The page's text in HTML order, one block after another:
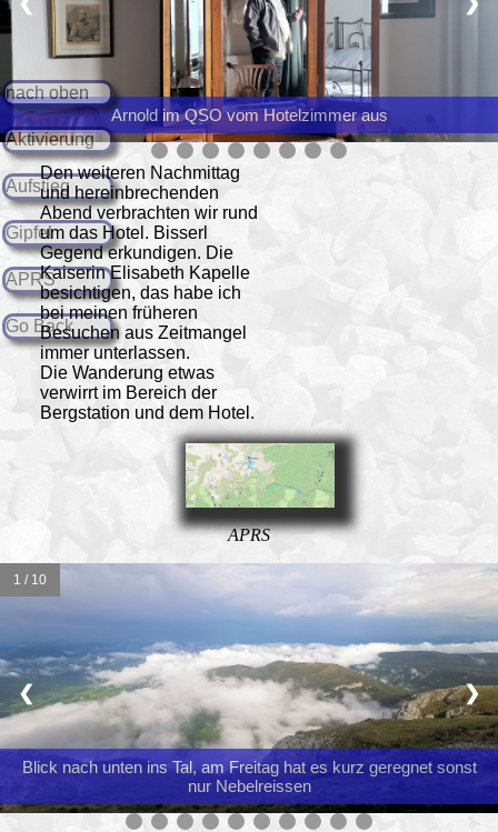
nach oben
Aktivierung
Aufstieg
Gipfel
APRS
Go Back
Arnold im QSO vom Hotelzimmer aus
Den weiteren Nachmittag
und hereinbrechenden
Abend verbrachten wir rund
um das Hotel. Bisserl
Gegend erkundigen. Die
Kaiserin Elisabeth Kapelle
besichtigen, das habe ich
bei meinen früheren
Besuchen aus Zeitmangel
immer unterlassen.
Die Wanderung etwas
verwirrt im Bereich der
Bergstation und dem Hotel.
APRS
1 / 10
Blick nach unten ins Tal, am Freitag hat es kurz geregnet sonst
nur Nebelreissen
❮ ❯